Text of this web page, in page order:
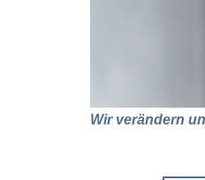
Wir verändern